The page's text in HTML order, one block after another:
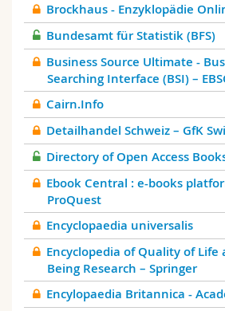
Brockhaus - Enzyklopädie
Bundesamt für Statistik (BFS)
Business Source Ultimate -
Searching Interface (BSI) –
Cairn.Info
Detailhandel Schweiz – GfK
Directory of Open Access
Ebook Central : e-books
ProQuest
Encyclopaedia universalis
Encyclopedia of Quality of Life
Being Research – Springer
Encylopaedia Britannica -